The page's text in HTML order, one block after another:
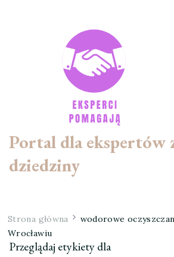
Portal dla ekspertów
dziedziny
Strona główna
wodorowe
Wrocławiu
Przeglądaj etykiety dla